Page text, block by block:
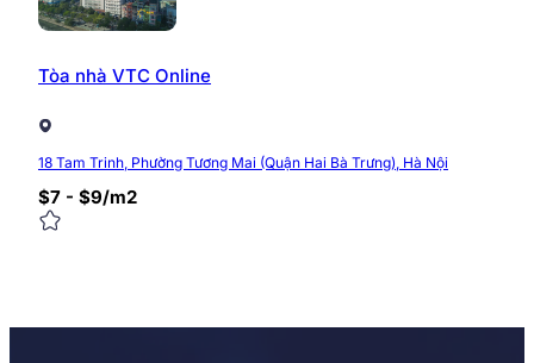
Tòa nhà VTC Online
18 Tam Trinh, Phường Tương Mai (Quận Hai Bà Trưng), Hà Nội
$7 - $9/m2